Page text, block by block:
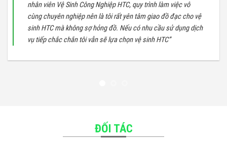
nhân viên Vệ Sinh Công Nghiệp HTC, quy trình làm việc vô
cùng chuyên nghiệp nên là tôi rất yên tâm giao đồ đạc cho vệ
sinh HTC mà không sợ hỏng đồ. Nếu có nhu cầu sử dụng dịch
vụ tiếp chắc chắn tôi vẫn sẽ lựa chọn vệ sinh HTC”
ĐỐI TÁC